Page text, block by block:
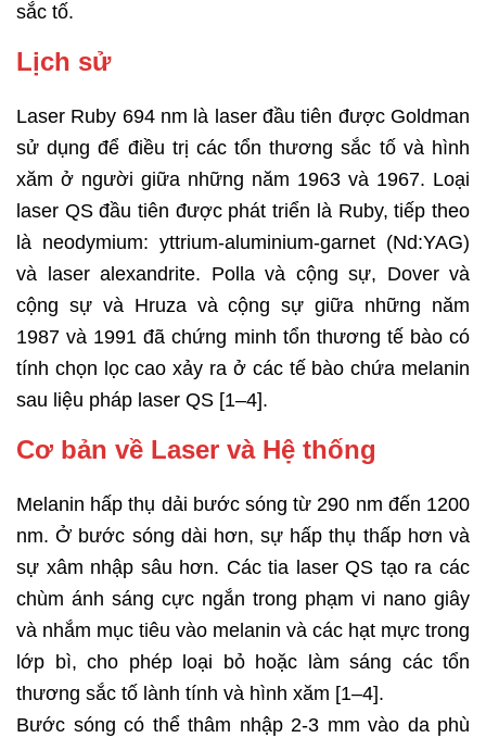
sắc tố.
Lịch sử
Laser Ruby 694 nm là laser đầu tiên được Goldman
sử dụng để điều trị các tổn thương sắc tố và hình
xăm ở người giữa những năm 1963 và 1967. Loại
laser QS đầu tiên được phát triển là Ruby, tiếp theo
là neodymium: yttrium-aluminium-garnet (Nd:YAG)
và laser alexandrite. Polla và cộng sự, Dover và
cộng sự và Hruza và cộng sự giữa những năm
1987 và 1991 đã chứng minh tổn thương tế bào có
tính chọn lọc cao xảy ra ở các tế bào chứa melanin
sau liệu pháp laser QS [1–4].
Cơ bản về Laser và Hệ thống
Melanin hấp thụ dải bước sóng từ 290 nm đến 1200
nm. Ở bước sóng dài hơn, sự hấp thụ thấp hơn và
sự xâm nhập sâu hơn. Các tia laser QS tạo ra các
chùm ánh sáng cực ngắn trong phạm vi nano giây
và nhắm mục tiêu vào melanin và các hạt mực trong
lớp bì, cho phép loại bỏ hoặc làm sáng các tổn
thương sắc tố lành tính và hình xăm [1–4].
Bước sóng có thể thâm nhập 2-3 mm vào da phù